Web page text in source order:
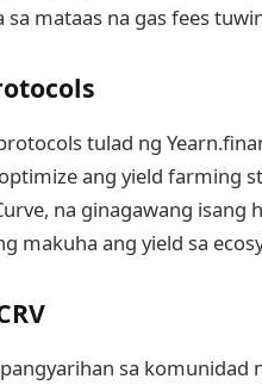
mataas na gas fees
tulad ng
ang yield farming
na ginagawang isang
makuha ang yield sa
sa komunidad